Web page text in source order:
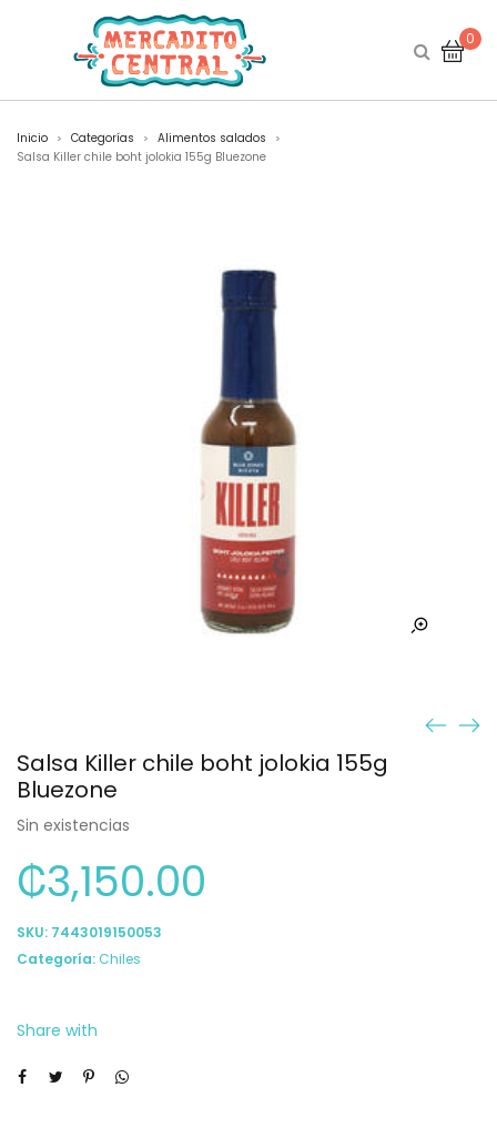
0
Inicio > Categorías > Alimentos salados >
Salsa Killer chile boht jolokia 155g Bluezone
Salsa Killer chile boht jolokia 155g
Bluezone
Sin existencias
₡3,150.00
SKU: 7443019150053
Categoría: Chiles
Share with